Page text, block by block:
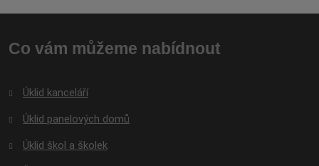
nepodařilo
Co vám můžeme nabídnout
Úklid kanceláří
Úklid panelových domů
Úklid škol a školek